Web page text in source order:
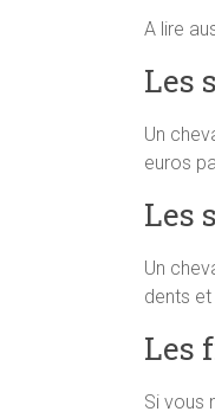
A lire
Les
Un
euros
Les
Un
dents
Les
Si vous